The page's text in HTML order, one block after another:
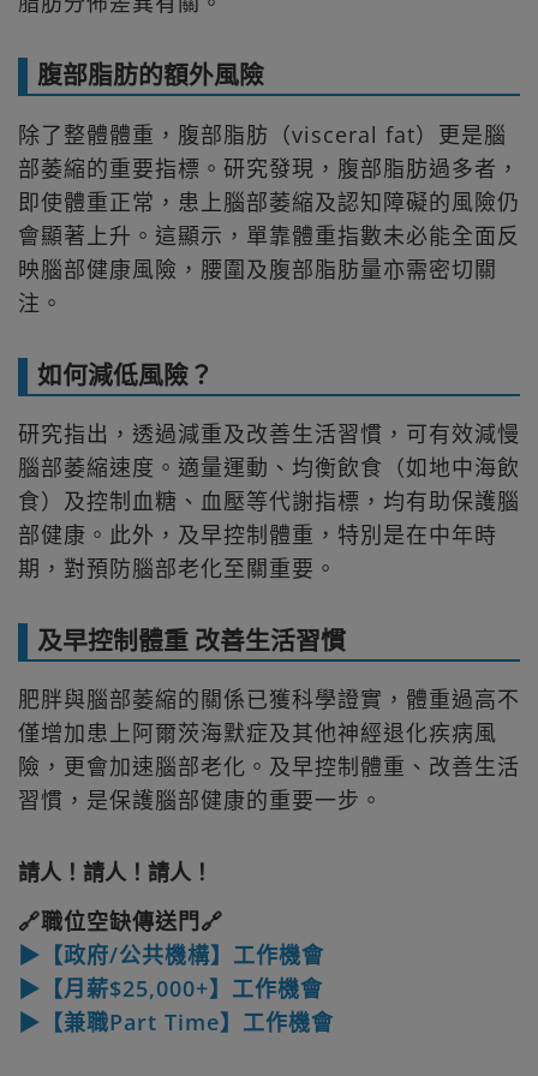
腹部脂肪的額外風險
除了整體體重，腹部脂肪（visceral fat）更是腦
部萎縮的重要指標。研究發現，腹部脂肪過多者，
即使體重正常，患上腦部萎縮及認知障礙的風險仍
會顯著上升。這顯示，單靠體重指數未必能全面反
映腦部健康風險，腰圍及腹部脂肪量亦需密切關
注。​
如何減低風險？
研究指出，透過減重及改善生活習慣，可有效減慢
腦部萎縮速度。適量運動、均衡飲食（如地中海飲
食）及控制血糖、血壓等代謝指標，均有助保護腦
部健康。此外，及早控制體重，特別是在中年時
期，對預防腦部老化至關重要。​
及早控制體重 改善生活習慣
肥胖與腦部萎縮的關係已獲科學證實，體重過高不
僅增加患上阿爾茨海默症及其他神經退化疾病風
險，更會加速腦部老化。及早控制體重、改善生活
習慣，是保護腦部健康的重要一步。​
請人！請人！請人！
🔗職位空缺傳送門🔗
▶【政府/公共機構】工作機會
▶【月薪$25,000+】工作機會
▶【兼職Part Time】工作機會